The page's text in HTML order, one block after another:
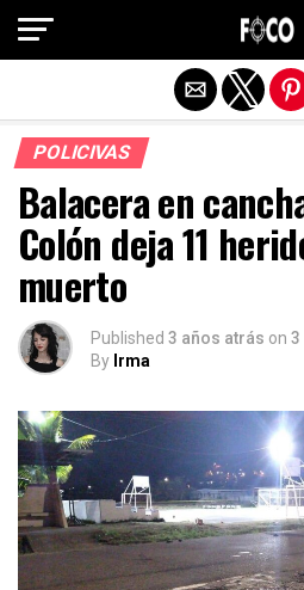
POLICIVAS
Balacera en
Colón deja 11
muerto
Published 3 años atrás on 3
By Irma
Salir de la